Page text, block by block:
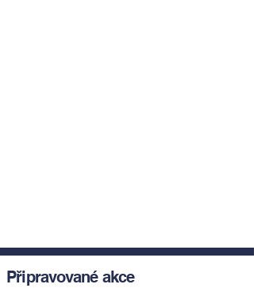
Připravované akce